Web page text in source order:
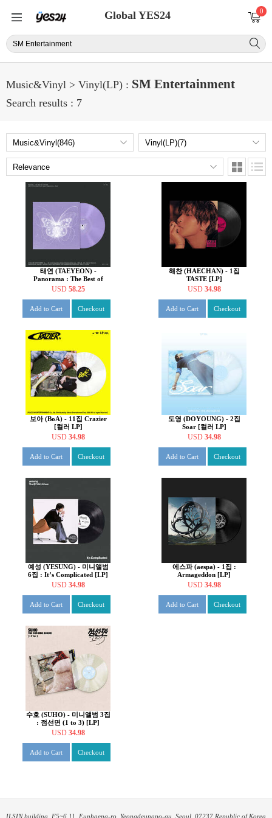
Global YES24 0
Music&Vinyl > Vinyl(LP) : SM Entertainment
Search results : 7
태연 (TAEYEON) -
Panorama : The Best of
TAEYEON [컬러 2LP]
USD 58.25
Add to Cart Checkout
해찬 (HAECHAN) - 1집
TASTE [LP]
USD 34.98
Add to Cart Checkout
보아 (BoA) - 11집 Crazier
[컬러 LP]
USD 34.98
Add to Cart Checkout
도영 (DOYOUNG) - 2집
Soar [컬러 LP]
USD 34.98
Add to Cart Checkout
예성 (YESUNG) - 미니앨범
6집 : It’s Complicated [LP]
USD 34.98
Add to Cart Checkout
에스파 (aespa) - 1집 :
Armageddon [LP]
USD 34.98
Add to Cart Checkout
수호 (SUHO) - 미니앨범 3집
: 점선면 (1 to 3) [LP]
USD 34.98
Add to Cart Checkout
ILSIN building ,F5~6,11, Eunhaeng-ro, Yeongdeungpo-gu, Seoul, 07237 Republic of Korea